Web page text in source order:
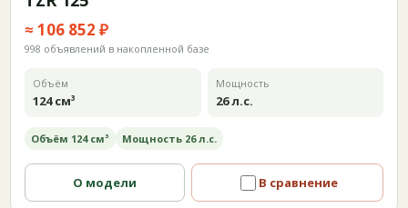
≈ 106 852 ₽
998 объявлений в накопленной базе
Объём
124 см³
Мощность
26 л.с.
Объём 124 см³ Мощность 26 л.с.
О модели В сравнение